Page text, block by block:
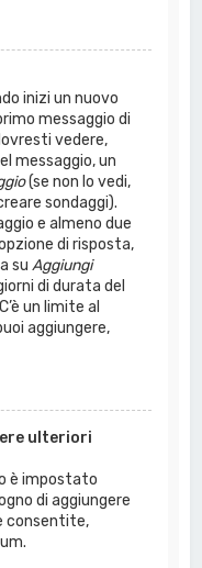
inizi un nuovo
messaggio di
vedere,
messaggio, un
(se non lo vedi,
sondaggi).
e almeno due
di risposta,
suAggiungi
di durata del
un limite al
aggiungere,
ulteriori
è impostato
di aggiungere
consentite,